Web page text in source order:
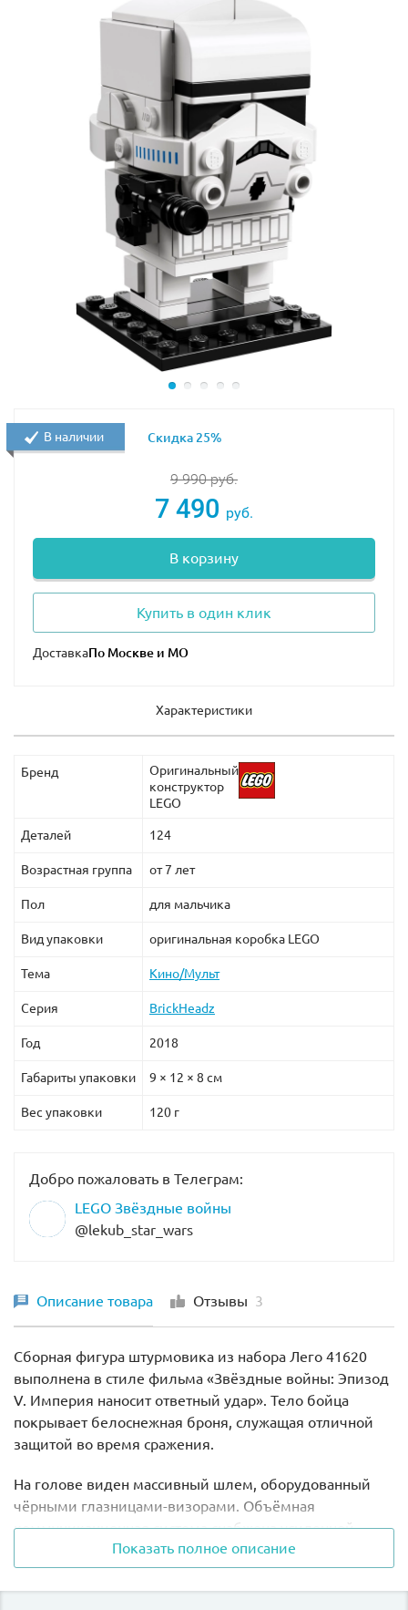
щупальца Гаргантоса крепятся на шарнирах, поэтому
могут вращаться и двигаться, имитируя живое
движение. Главной частью инопланетянина, которое
привлекает внимание, является огромный желтый
глаз. Несмотря на то, что глаз всего один, он успевает
следить за всеми героями одновременно, поэтому
сразить чудовище не так и просто.
Для сражения с необычным существом в наборе Лего
Марвел 76205 предусмотрено сразу три супергероя.
Могущественный чародей Доктор Стрэндж одет в
свою обычную одежду с резиновой красной накидкой,
помощник доктора — Вонг, одет в фиолетово-красный
костюм с золотым орнаментом, Мисс Америка одета в
синюю рубашку со звездой на спине. Все
минифигурки максимально детализированы и
полностью соответствуют своим прототипам из
играть большой компанией, где каждый сможет
Увлекательный Лего 76205 купить можно как для
девочек, так и для мальчиков разного возраста,
особенно интересен будет данный набор для всех
фанатов комиксов Марвел. На сайте нашего интернет-
другие комплекты данной серии по самым выгодным
ценам.
9 990руб.
7 490 руб.
В корзину
Купить в один клик
Доставка
В наличии Скидка 25%
Характеристики
Бренд
Оригинальный
конструктор
LEGO
Деталей 124
Возрастная группа от 7 лет
Пол для мальчика
Вид упаковки оригинальная коробка LEGO
Тема Кино/Мульт
Серия BrickHeadz
Год 2018
Габариты упаковки 9 × 12 × 8 см
Вес упаковки 120 г
Добро пожаловать в Телеграм:
LEGO Звёздные войны
@lekub_star_wars
Описание товара Отзывы 3
Сборная фигура штурмовика из набора Лего 41620
выполнена в стиле фильма «Звёздные войны: Эпизод
V. Империя наносит ответный удар». Тело бойца
покрывает белоснежная броня, служащая отличной
защитой во время сражения.
На голове виден массивный шлем, оборудованный
чёрными глазницами-визорами. Объёмная
коммуникационная система снабжена усиленной
вентиляцией, помогающей адоптироваться к любым
условиям планеты.
Показать полное описание